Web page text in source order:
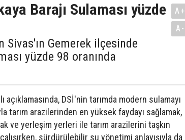
Barajı Sulaması yüzde
Sivas'ın Gemerek ilçesinde
yüzde 98 oranında
A+
A-
DSİ'nin tarımda modern sulamayı
tarım arazilerinden en yüksek faydayı sağlamak,
ve yerleşim yerleri ile tarım arazilerini taşkın
sürdürülebilir su yönetimi anlayışıyla da